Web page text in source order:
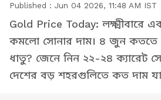
Published : Jun 04 2026, 11:48 AM IST
Gold Price Today: লক্ষ্মীবারে
কমলো সোনার দাম। ৪ জুন কততে
ধাতু? জেনে নিন ২২-২৪ ক্যারেট
দেশের বড় শহরগুলিতে কত দাম